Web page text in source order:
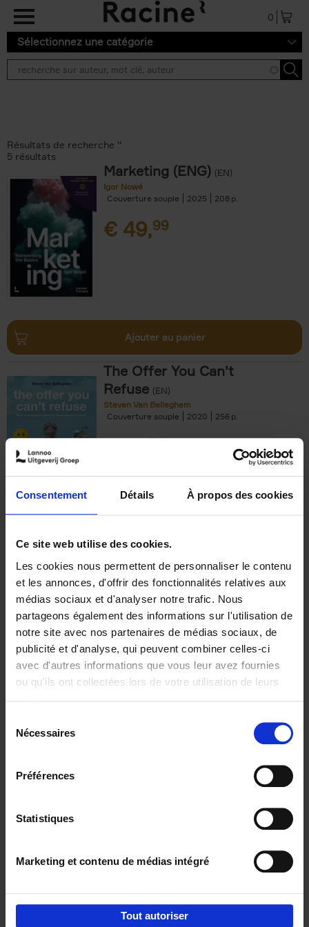
Consentement Détails À propos des cookies
Ce site web utilise des cookies.
Les cookies nous permettent de personnaliser le contenu
et les annonces, d'offrir des fonctionnalités relatives aux
médias sociaux et d'analyser notre trafic. Nous
partageons également des informations sur l'utilisation de
notre site avec nos partenaires de médias sociaux, de
publicité et d'analyse, qui peuvent combiner celles-ci
avec d'autres informations que vous leur avez fournies
ou qu'ils ont collectées lors de votre utilisation de leurs
Nécessaires
Préférences
Statistiques
Marketing et contenu de médias intégré
Tout autoriser
Aller au contenu principal
0
Sélectionnez une catégorie
Résultats de recherche ''
5 résultats
Marketing (ENG) (EN)
Igor Nowé
Couverture souple
2025 208
€ 49,99
Ajouter au panier
The Offer You Can't
Refuse (EN)
Steven Van Belleghem
Couverture souple
2020 256
€37,50
Building Bonds = Building
Business
Jochen Roef Jozefien De Feyter
Carolien Boom
Couverture souple
2025 200
€29,99
Digital marketing like a PRO -
completely revised edition (EN)